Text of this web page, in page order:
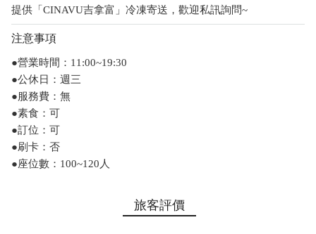
提供「CINAVU吉拿富」冷凍寄送，歡迎私訊詢問~
注意事項
●營業時間：11:00~19:30
●公休日：週三
●服務費：無
●素食：可
●訂位：可
●刷卡：否
●座位數：100~120人
旅客評價